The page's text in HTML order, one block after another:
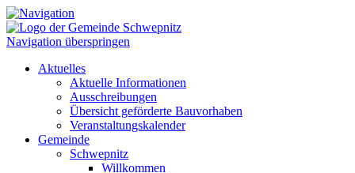
Navigation überspringen
Aktuelles
Aktuelle Informationen
Ausschreibungen
Übersicht geförderte Bauvorhaben
Veranstaltungskalender
Gemeinde
Schwepnitz
Willkommen